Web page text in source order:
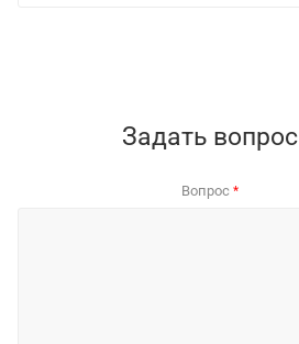
Задать вопрос
Вопрос *